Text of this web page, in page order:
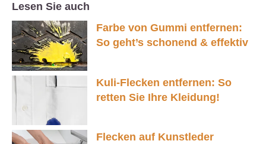
Lesen Sie auch
Farbe von Gummi entfernen:
So geht’s schonend & effektiv
Kuli-Flecken entfernen: So
retten Sie Ihre Kleidung!
Flecken auf Kunstleder